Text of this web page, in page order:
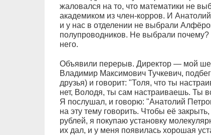
жаловался на то, что математики не
академиком из член-корров. И
и у нас в отделении не выбрали
полупроводников. Не выбрали почему?
него.
Объявили перерыв. Директор — мой
Владимир Максимович Тучкевич,
друзья) и говорит: "Толя, что ты
нет, Володя, ты сам настраиваешь. Ты
Я послушал, и говорю: "Анатолий
на эту тему говорить. Чтобы её
рублей, я покупаю установку
их дал, и у меня появилась хорошая